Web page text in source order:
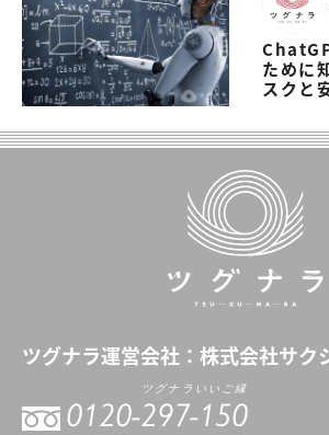
ために
スクと
ツグナラ運営会社： 株式会社サク
0120-297-150
ツグナラいいご縁